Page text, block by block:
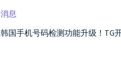
消息
韩国手机号码检测功能升级！TG